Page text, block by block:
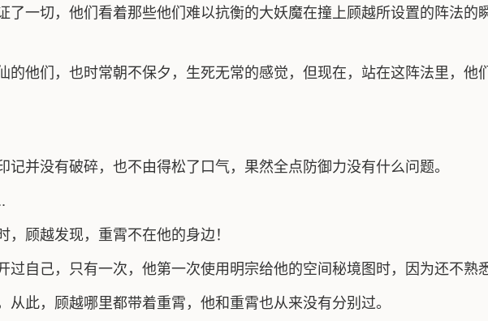
了一切，他们看着那些他们难以抗衡的大妖魔在撞上顾越所设置的阵法的
的他们，也时常朝不保夕，生死无常的感觉，但现在，站在这阵法里，他
并没有破碎，也不由得松了口气，果然全点防御力没有什么问题。
顾越发现，重霄不在他的身边！
自己，只有一次，他第一次使用明宗给他的空间秘境图时，因为还不熟
此，顾越哪里都带着重霄，他和重霄也从来没有分别过。